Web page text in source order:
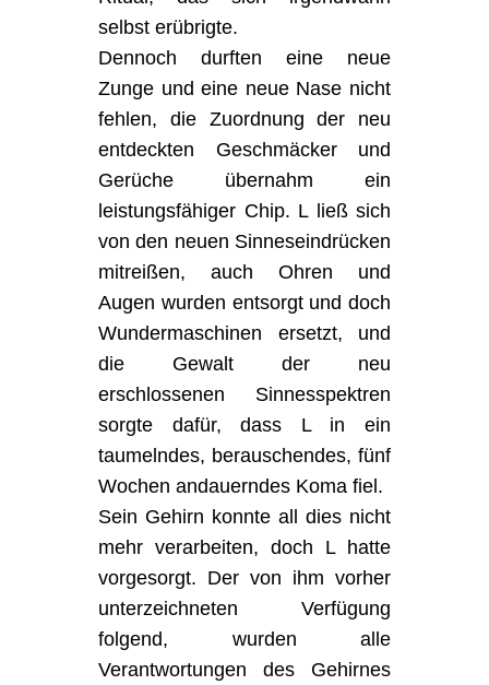
selbst erübrigte.
Dennoch durften eine neue
Zunge und eine neue Nase nicht
fehlen, die Zuordnung der neu
entdeckten Geschmäcker und
Gerüche übernahm ein
leistungsfähiger Chip. L ließ sich
von den neuen Sinneseindrücken
mitreißen, auch Ohren und
Augen wurden entsorgt und doch
Wundermaschinen ersetzt, und
die Gewalt der neu
erschlossenen Sinnesspektren
sorgte dafür, dass L in ein
taumelndes, berauschendes, fünf
Wochen andauerndes Koma fiel.
Sein Gehirn konnte all dies nicht
mehr verarbeiten, doch L hatte
vorgesorgt. Der von ihm vorher
unterzeichneten Verfügung
folgend, wurden alle
Verantwortungen des Gehirnes